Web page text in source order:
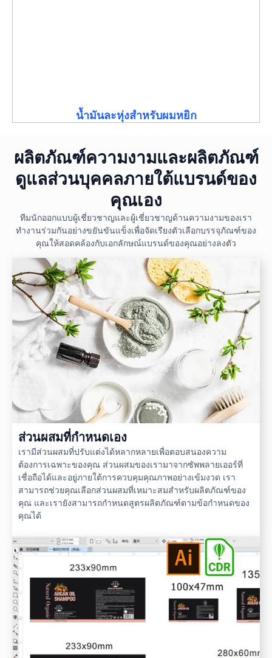
น้ำมันละหุ่งสำหรับผมหยิก
ผลิตภัณฑ์ความงามและผลิตภัณฑ์
ดูแลส่วนบุคคลภายใต้แบรนด์ของ
คุณเอง
ทีมนักออกแบบผู้เชี่ยวชาญและผู้เชี่ยวชาญด้านความงามของเรา
ทำงานร่วมกันอย่างขยันขันแข็งเพื่อจัดเรียงตัวเลือกบรรจุภัณฑ์ของ
คุณให้สอดคล้องกับเอกลักษณ์แบรนด์ของคุณอย่างลงตัว
ส่วนผสมที่กำหนดเอง
เรามีส่วนผสมที่ปรับแต่งได้หลากหลายเพื่อตอบสนองความ
ต้องการเฉพาะของคุณ ส่วนผสมของเรามาจากซัพพลายเออร์ที่
เชื่อถือได้และอยู่ภายใต้การควบคุมคุณภาพอย่างเข้มงวด เรา
สามารถช่วยคุณเลือกส่วนผสมที่เหมาะสมสำหรับผลิตภัณฑ์ของ
คุณ และเรายังสามารถกำหนดสูตรผลิตภัณฑ์ตามข้อกำหนดของ
คุณได้